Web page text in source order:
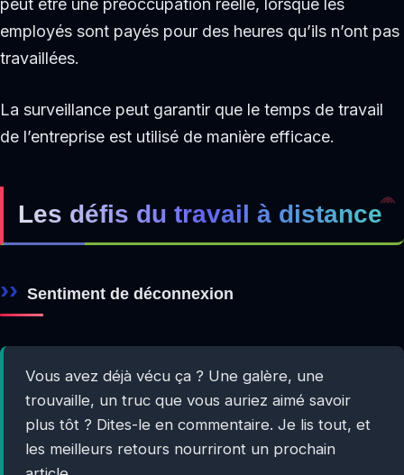
employés sont payés pour des heures qu’ils n’ont pas
travaillées.
La surveillance peut garantir que le temps de travail
de l’entreprise est utilisé de manière efficace.
Les défis du travail à distance
Sentiment de déconnexion
Vous avez déjà vécu ça ? Une galère, une
trouvaille, un truc que vous auriez aimé savoir
plus tôt ? Dites-le en commentaire. Je lis tout, et
les meilleurs retours nourriront un prochain